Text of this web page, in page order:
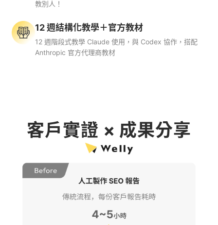
教別人！
12 週結構化教學＋官方教材
12 週階段式教學 Claude 使用，與 Codex 協作，搭配
Anthropic 官方代理商教材
客戶實證 × 成果分享